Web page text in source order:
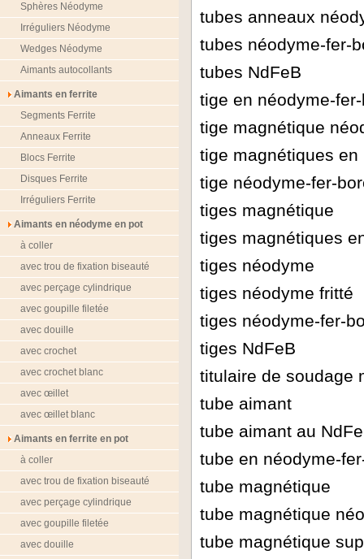
Sphères Néodyme
Irréguliers Néodyme
Wedges Néodyme
Aimants autocollants
Aimants en ferrite
Segments Ferrite
Anneaux Ferrite
Blocs Ferrite
Disques Ferrite
Irréguliers Ferrite
Aimants en néodyme en pot
à coller
avec trou de fixation biseauté
avec perçage cylindrique
avec goupille filetée
avec douille
avec crochet
avec crochet blanc
avec œillet
avec œillet blanc
Aimants en ferrite en pot
à coller
avec trou de fixation biseauté
avec perçage cylindrique
avec goupille filetée
avec douille
tubes anneaux
tubes néodyme-fer-
tubes NdFeB
tige en néodyme-
tige magnétique
tige magnétiques en
tige néodyme-fer-
tiges magnétique
tiges magnétiques
tiges néodyme
tiges néodyme fritté
tiges néodyme-fer-
tiges NdFeB
titulaire de soudage
tube aimant
tube aimant au
tube en néodyme-
tube magnétique
tube magnétique
tube magnétique